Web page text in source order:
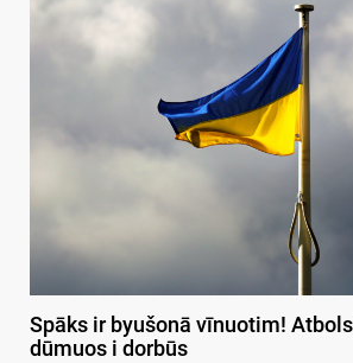
Spāks ir byušonā vīnuotim!
dūmuos i dorbūs